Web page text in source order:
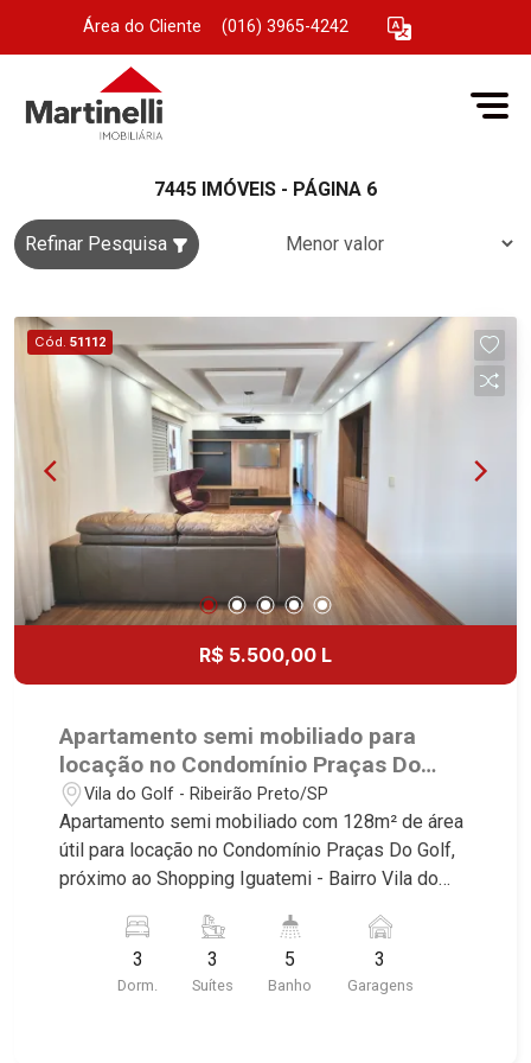
Área do Cliente (016) 3965-4242
7445 IMÓVEIS - PÁGINA 6
Refinar Pesquisa
Cód. 51112
R$ 5.500,00 L
Apartamento semi mobiliado para
locação no Condomínio Praças Do
Golf, próximo ao Shopping Iguatemi -
Ribeirão Preto/SP.
Vila do Golf - Ribeirão Preto/SP
Apartamento semi mobiliado com 128m² de área
útil para locação no Condomínio Praças Do Golf,
próximo ao Shopping Iguatemi - Bairro Vila do
características deste imóvel que a Martinelli
Imobiliária selecionou para você: - 128m² de área
útil - 3 suítes com armários e ar-condicionado -
3
Dorm.
3
Suítes
5
Banho
3
Garagens